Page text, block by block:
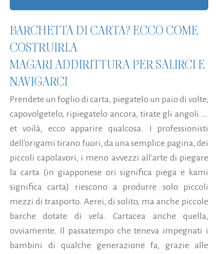
BARCHETTA DI CARTA? ECCO COME
COSTRUIRLA
MAGARI ADDIRITTURA PER SALIRCI E
NAVIGARCI
Prendete un foglio di carta, piegatelo un paio di volte,
capovolgetelo, ripiegatelo ancora, tirate gli angoli ...
et voilà, ecco apparire qualcosa. I professionisti
dell'origami tirano fuori, da una semplice pagina, dei
piccoli capolavori, i meno avvezzi all'arte di piegare
la carta (in giapponese ori significa piega e kami
significa carta) riescono a produrre solo piccoli
mezzi di trasporto. Aerei, di solito, ma anche piccole
barche dotate di vela. Cartacea anche quella,
ovviamente. Il passatempo che teneva impegnati i
bambini di qualche generazione fa, grazie alle